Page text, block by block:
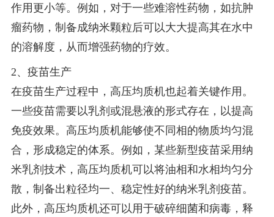
作用更小等。例如，对于一些难溶性药物，如抗肿
瘤药物，制备成纳米颗粒后可以大大提高其在水中
的溶解度，从而增强药物的疗效。
2、疫苗生产
在疫苗生产过程中，高压均质机也起着关键作用。
一些疫苗需要以乳剂或混悬液的形式存在，以提高
免疫效果。高压均质机能够使不同相的物质均匀混
合，形成稳定的体系。例如，某些新型疫苗采用纳
米乳剂技术，高压均质机可以将油相和水相均匀分
散，制备出粒径均一、稳定性好的纳米乳剂疫苗。
此外，高压均质机还可以用于破碎细菌和病毒，释